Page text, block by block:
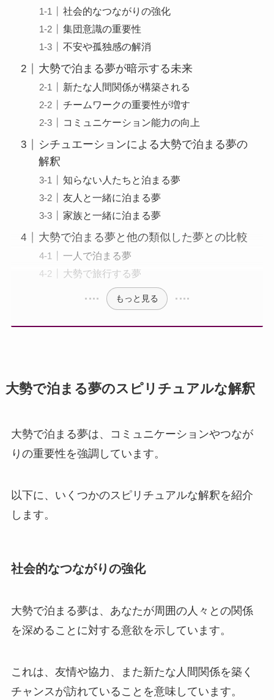
社会的なつながりの強化
集団意識の重要性
不安や孤独感の解消
大勢で泊まる夢が暗示する未来
新たな人間関係が構築される
チームワークの重要性が増す
コミュニケーション能力の向上
シチュエーションによる大勢で泊まる夢の
解釈
知らない人たちと泊まる夢
友人と一緒に泊まる夢
家族と一緒に泊まる夢
大勢で泊まる夢と他の類似した夢との比較
一人で泊まる夢
大勢で旅行する夢
もっと見る
大勢で泊まる夢のスピリチュアルな解釈
大勢で泊まる夢は、コミュニケーションやつなが
りの重要性を強調しています。
以下に、いくつかのスピリチュアルな解釈を紹介
します。
社会的なつながりの強化
大勢で泊まる夢は、あなたが周囲の人々との関係
を深めることに対する意欲を示しています。
これは、友情や協力、また新たな人間関係を築く
チャンスが訪れていることを意味しています。